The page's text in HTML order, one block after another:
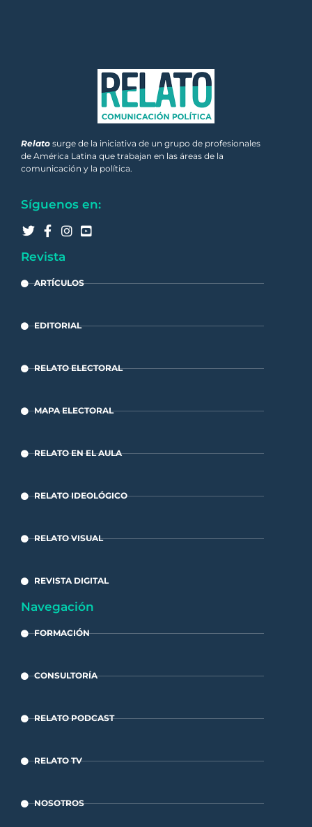
Relato surge de la iniciativa de un grupo de profesionales
de América Latina que trabajan en las áreas de la
comunicación y la política.
Síguenos en:
Revista
ARTÍCULOS
EDITORIAL
RELATO ELECTORAL
MAPA ELECTORAL
RELATO EN EL AULA
RELATO IDEOLÓGICO
RELATO VISUAL
REVISTA DIGITAL
Navegación
FORMACIÓN
CONSULTORÍA
RELATO PODCAST
RELATO TV
NOSOTROS